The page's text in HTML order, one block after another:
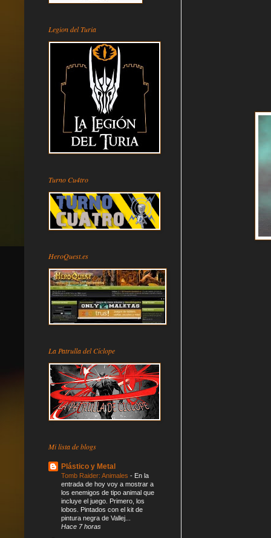
Legion del Turia
Turno Cu4tro
HeroQuest.es
La Patrulla del Cíclope
Mi lista de blogs
Plástico y Metal
Tomb Raider: Animales - En la
entrada de hoy voy a mostrar a
los enemigos de tipo animal que
incluye el juego. Primero, los
lobos. Pintados con el kit de
pintura negra de Vallej...
Hace 7 horas